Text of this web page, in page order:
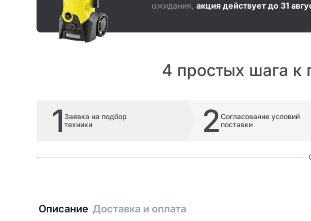
ожидания, акция действует до 31
4 простых шага к
1 Заявка на подбор
техники
2 Согласование условий
поставки
Описание Доставка и оплата